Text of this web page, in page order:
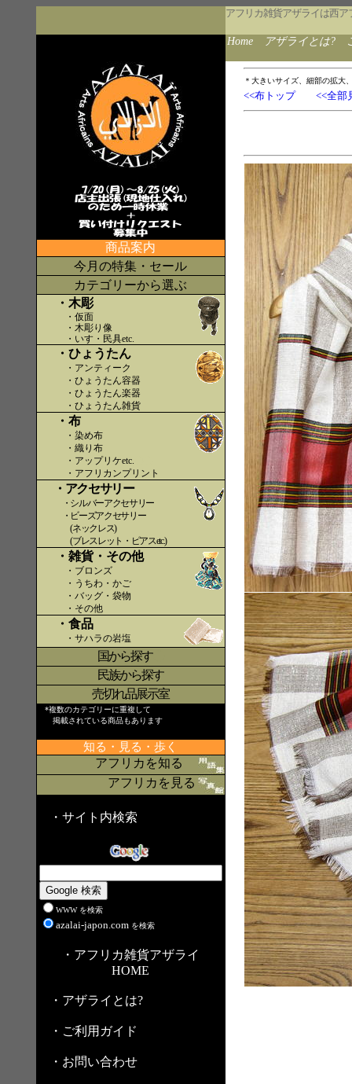
アフリカ雑貨アザライは西
Home アザライとは?
商品案内
今月の特集・セール
カテゴリーから選ぶ
・木彫
・仮面
・木彫り像
・いす・民具etc.
・ひょうたん
・アンティーク
・ひょうたん容器
・ひょうたん楽器
・ひょうたん雑貨
・布
・染め布
・織り布
・アップリケetc.
・アフリカンプリント
・アクセサリー
・シルバーアクセサリー
・ビーズアクセサリー
(ネックレス)
(ブレスレット・ピアスetc.)
・雑貨・その他
・ブロンズ
・うちわ・かご
・バッグ・袋物
・その他
・食品
・サハラの岩塩
国から探す〇
民族から探す
売切れ品展示室
*複数のカテゴリーに重複して
掲載されている商品もあります
知る・見る・歩く
アフリカを知る
アフリカを見る
・サイト内検索
WWW を検索
azalai-japon.com を検索
・アフリカ雑貨アザライ
HOME
・アザライとは?
・ご利用ガイド
・お問い合わせ
＊大きいサイズ、細部の拡大
<<布トップ <<全部